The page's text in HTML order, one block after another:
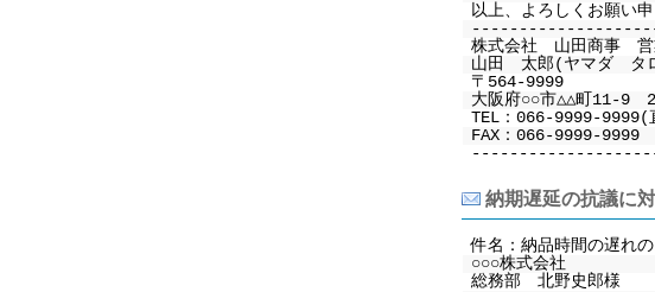
以上、よろしくお願い申
株式会社 山田商事 営
山田 太郎(ヤマダ タ
〒564-9999
大阪府○○市△△町11-9
TEL：066-9999-
FAX：066-9999-9999
納期遅延の抗議に
件名：納品時間の遅れ
○○○株式会社
総務部 北野史郎様